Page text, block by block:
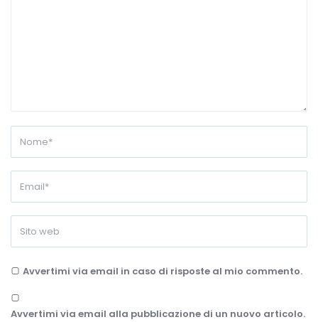
Avvertimi via email in caso di risposte al mio commento.
Avvertimi via email alla pubblicazione di un nuovo articolo.